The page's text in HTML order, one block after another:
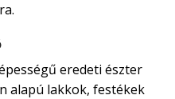
eredeti észter
alapú lakkok, festékek